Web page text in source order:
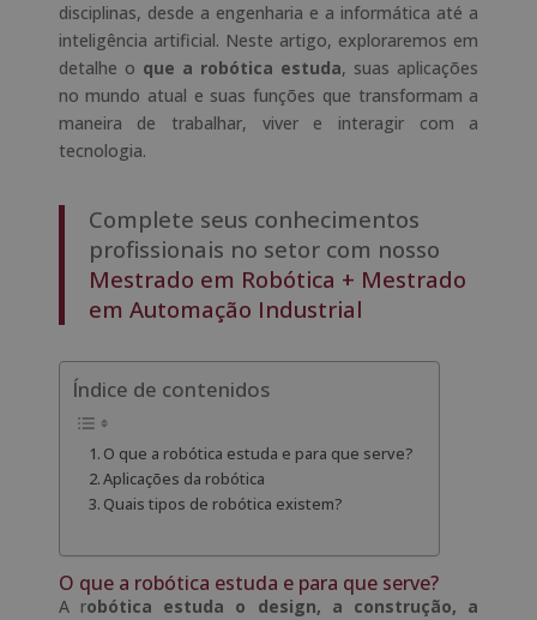
disciplinas, desde a engenharia e a informática até a
inteligência artificial. Neste artigo, exploraremos em
detalhe o que a robótica estuda, suas aplicações
no mundo atual e suas funções que transformam a
maneira de trabalhar, viver e interagir com a
tecnologia.
Complete seus conhecimentos
profissionais no setor com nosso
Mestrado em Robótica + Mestrado
em Automação Industrial
Índice de contenidos
O que a robótica estuda e para que serve?
Aplicações da robótica
Quais tipos de robótica existem?
O que a robótica estuda e para que serve?
A robótica estuda o design, a construção, a